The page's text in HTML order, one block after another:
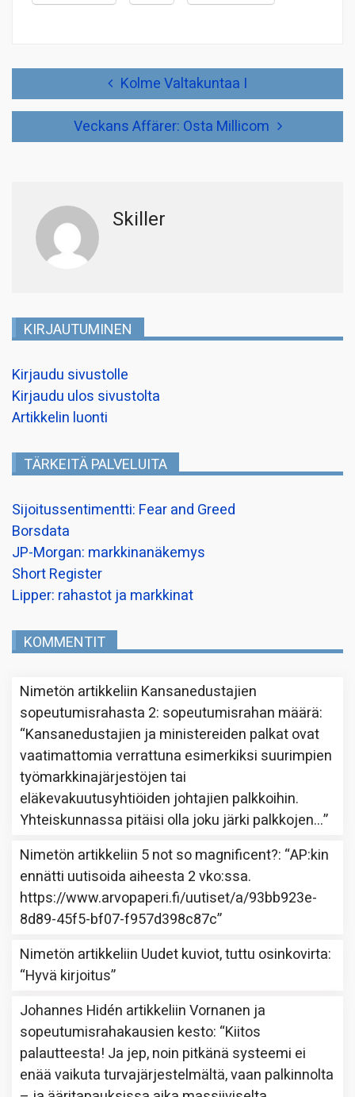
Kolme Valtakuntaa I
Veckans Affärer: Osta Millicom
Skiller
KIRJAUTUMINEN
Kirjaudu sivustolle
Kirjaudu ulos sivustolta
Artikkelin luonti
TÄRKEITÄ PALVELUITA
Sijoitussentimentti: Fear and Greed
Borsdata
JP-Morgan: markkinanäkemys
Short Register
Lipper: rahastot ja markkinat
KOMMENTIT
Nimetön artikkeliin Kansanedustajien
sopeutumisrahasta 2: sopeutumisrahan määrä:
“Kansanedustajien ja ministereiden palkat ovat
vaatimattomia verrattuna esimerkiksi suurimpien
työmarkkinajärjestöjen tai
eläkevakuutusyhtiöiden johtajien palkkoihin.
Yhteiskunnassa pitäisi olla joku järki palkkojen…”
Nimetön artikkeliin 5 not so magnificent?: “AP:kin
ennätti uutisoida aiheesta 2 vko:ssa.
https://www.arvopaperi.fi/uutiset/a/93bb923e-
8d89-45f5-bf07-f957d398c87c”
Nimetön artikkeliin Uudet kuviot, tuttu osinkovirta:
“Hyvä kirjoitus”
Johannes Hidén artikkeliinVornanen ja
sopeutumisrahakausien kesto: “Kiitos
palautteesta! Ja jep, noin pitkänä systeemi ei
enää vaikuta turvajärjestelmältä, vaan palkinnolta